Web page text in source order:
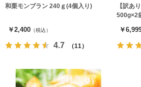
和栗モンブラン 240ｇ(4個入り)
￥2,400 （税込）
4.7 （11）
【訳あ
500g×2
￥